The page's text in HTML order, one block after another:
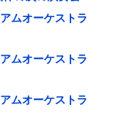
ムオーケストラ
ムオーケストラ
ムオーケストラ